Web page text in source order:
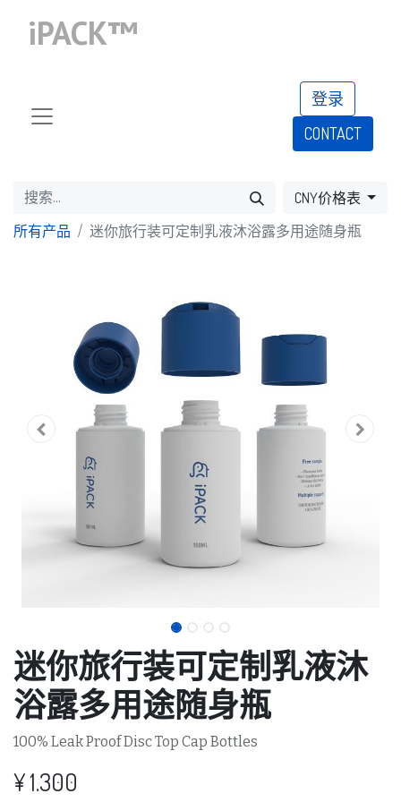
iPACK™
登录
CONTACT​​​​​​​​​​
CNY价格表
所有产品 迷你旅行装可定制乳液沐浴露多用途随身瓶
迷你旅行装可定制乳液沐
浴露多用途随身瓶
100% Leak Proof Disc Top Cap Bottles
¥1.300